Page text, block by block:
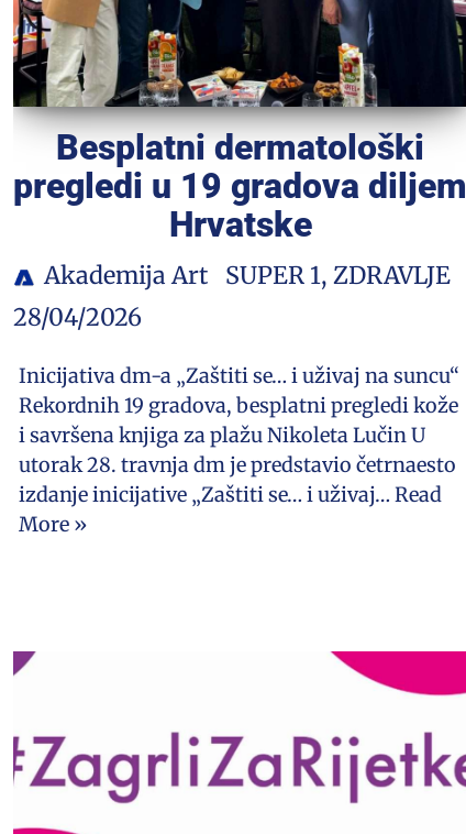
Besplatni dermatološki
pregledi u 19 gradova diljem
Hrvatske
Akademija Art SUPER 1, ZDRAVLJE
28/04/2026
Inicijativa dm-a „Zaštiti se… i uživaj na suncu“
Rekordnih 19 gradova, besplatni pregledi kože
i savršena knjiga za plažu Nikoleta Lučin U
utorak 28. travnja dm je predstavio četrnaesto
izdanje inicijative „Zaštiti se… i uživaj… Read
More »